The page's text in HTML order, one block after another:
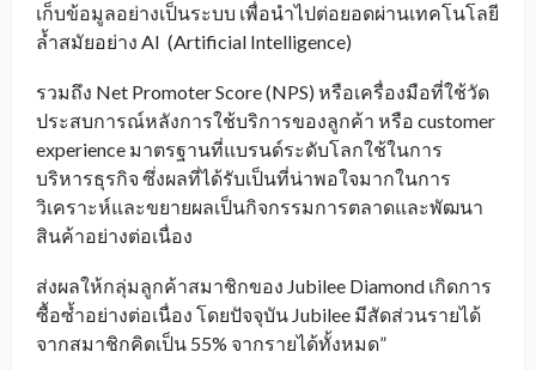
เก็บข้อมูลอย่างเป็นระบบ เพื่อนำไปต่อยอดผ่านเทคโนโลยี
ล้ำสมัยอย่าง AI (Artificial Intelligence)
รวมถึง Net Promoter Score (NPS) หรือเครื่องมือที่ใช้วัด
ประสบการณ์หลังการใช้บริการของลูกค้า หรือ customer
experience มาตรฐานที่แบรนด์ระดับโลกใช้ในการ
บริหารธุรกิจ ซึ่งผลที่ได้รับเป็นที่น่าพอใจมากในการ
วิเคราะห์และขยายผลเป็นกิจกรรมการตลาดและพัฒนา
สินค้าอย่างต่อเนื่อง
ส่งผลให้กลุ่มลูกค้าสมาชิกของ Jubilee Diamond เกิดการ
ซื้อซ้ำอย่างต่อเนื่อง โดยปัจจุบัน Jubilee มีสัดส่วนรายได้
จากสมาชิกคิดเป็น 55% จากรายได้ทั้งหมด”